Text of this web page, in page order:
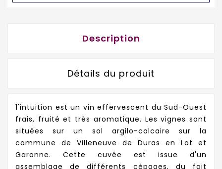
Description
Détails du produit
1'intuition est un vin effervescent du Sud-Ouest
frais, fruité et très aromatique. Les vignes sont
situées sur un sol argilo-calcaire sur la
commune de Villeneuve de Duras en Lot et
Garonne. Cette cuvée est issue d'un
assemblage de différents cépages, du fait